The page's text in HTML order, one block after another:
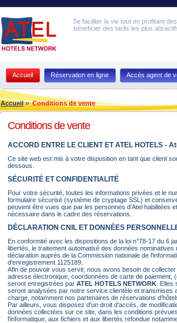
Se faciliter la vie tout en profitant
bénéficier des tarifs les plus
Accueil Réservation en ligne Accès agent de
Accueil Conditions de vente
Conditions de vente
ACCORD ENTRE LE CLIENT ET ATEL HOTELS -
Ce site web est mis à votre disposition en tant que client
dessous.
SÉCURITÉ ET CONFIDENTIALITÉ
Pour votre sécurité, toutes les informations privées et le
formulaire sécurisé (système de cryptage SSL) et
peuvent être vues que par les personnes d'Atel habilitées
nécessaire dans le cadre des réservations.
DÉCLARATION CNIL ET DONNÉES
En conformité avec les dispositions de la loi n°78-17 du 6
libertés, le traitement automatisé des données
déclaration auprès de la Commission nationale de
d'enregistrement 1125189.
Afin de pouvoir vous servir, nous avons besoin de
adresse électronique, coordonnées de carte de
seront enregistrées par ATEL HOTELS NETWORK .
seront analysées par notre service clientèle et
charge, notamment nos partenaires de réservations
Par ailleurs, vous disposez d'un droit d'accès, de
données collectées sur ce site, dans les conditions
l'informatique, aux fichiers et aux libertés refondue